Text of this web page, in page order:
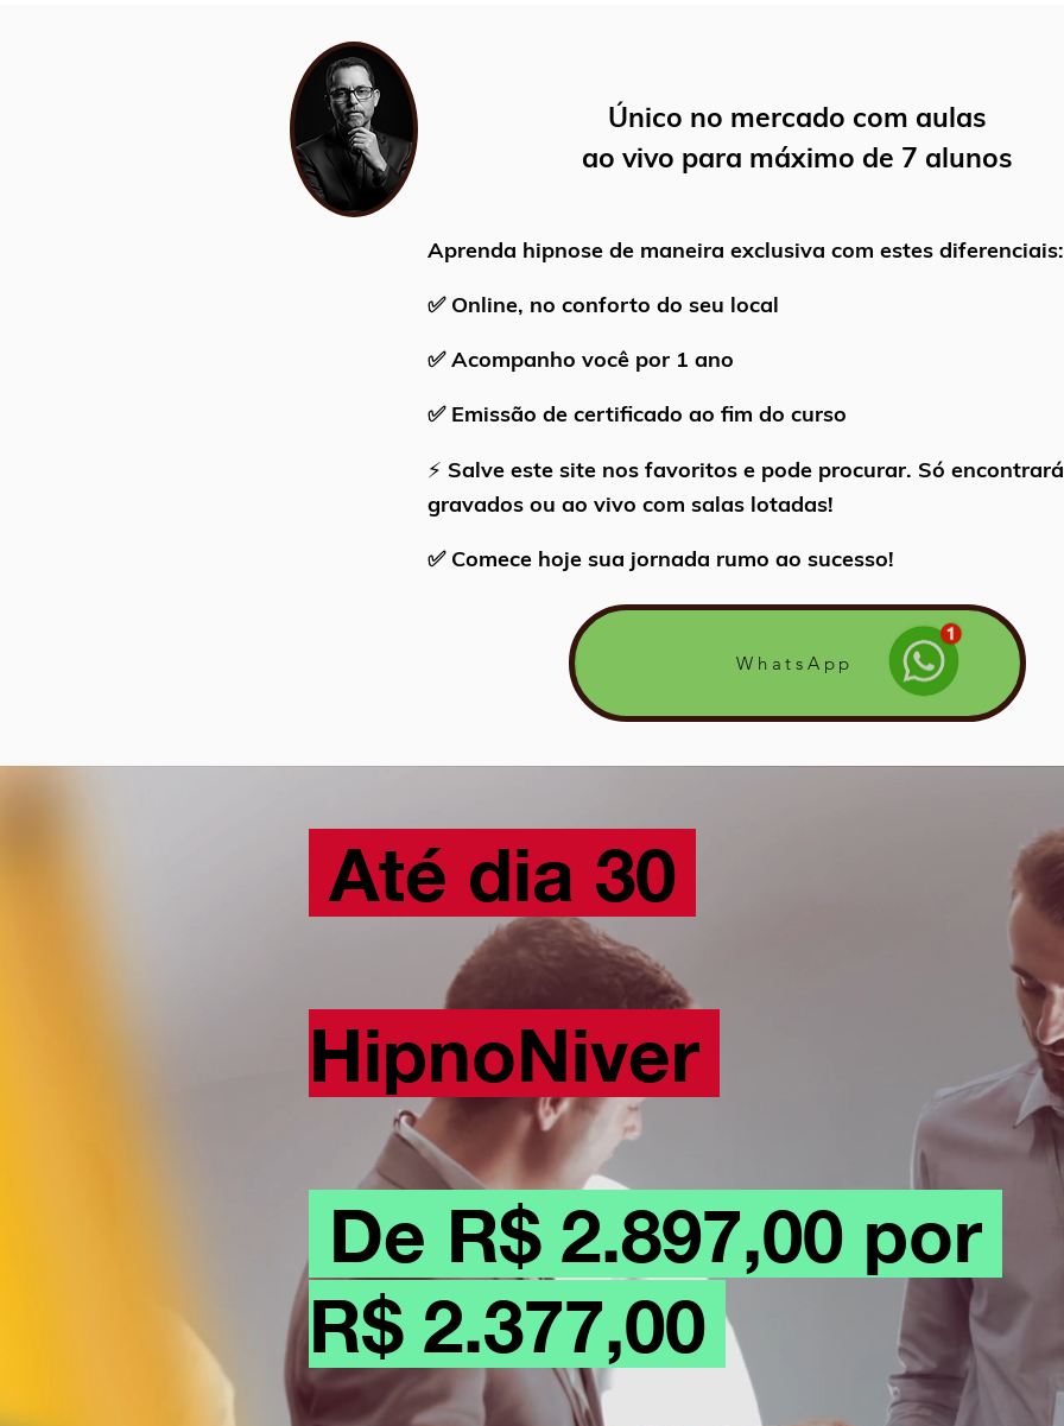
Único no mercado com aulas
ao vivo para máximo de 7 alunos
Aprenda hipnose de maneira exclusiva com estes diferenciais:
✅Online, no conforto do seu local
✅Acompanho você por 1 ano
✅Emissão de certificado ao fim do curso
⚡ Salve este site nos favoritos e pode procurar. Só
gravados ou ao vivo com salas lotadas!
✅ Comece hoje sua jornada rumo ao sucesso!
WhatsApp
Até dia 30
HipnoNiver
De R$ 2.897,00 por
R$ 2.377,00